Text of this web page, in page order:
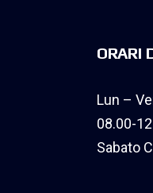
ORARI
Lun –
08.00-
Sabato